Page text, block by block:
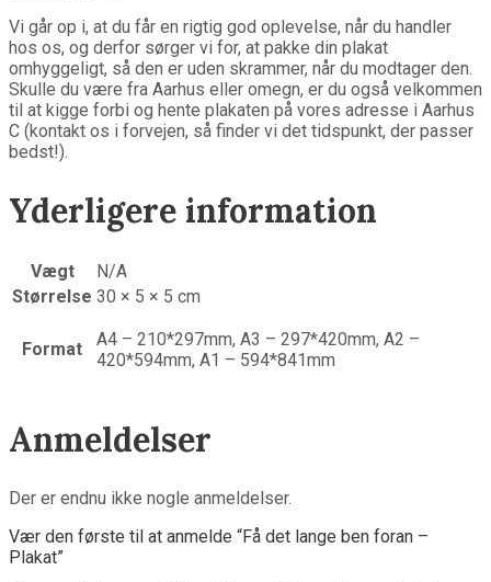
Vi går op i, at du får en rigtig god oplevelse, når du handler
hos os, og derfor sørger vi for, at pakke din plakat
omhyggeligt, så den er uden skrammer, når du modtager den.
Skulle du være fra Aarhus eller omegn, er du også velkommen
til at kigge forbi og hente plakaten på vores adresse i Aarhus
C (kontakt os i forvejen, så finder vi det tidspunkt, der passer
bedst!).
Yderligere information
Vægt
N/A
Størrelse 30 × 5 × 5 cm
Format
A4 – 210*297mm, A3 – 297*420mm, A2 –
420*594mm, A1 – 594*841mm
Anmeldelser
Der er endnu ikke nogle anmeldelser.
Vær den første til at anmelde “Få det lange ben foran –
Plakat”